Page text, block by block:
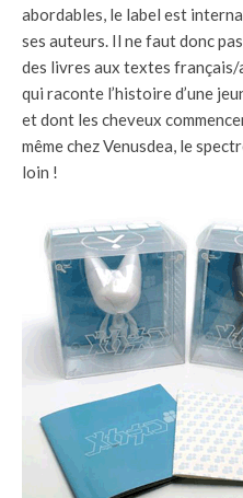
abordables, le label est
ses auteurs. Il ne faut donc
des livres aux textes français/
qui raconte l’histoire d’une
et dont les cheveux
même chez Venusdea, le
loin !